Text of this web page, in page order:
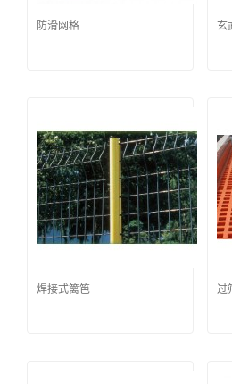
防滑网格 玄
焊接式篱笆 过